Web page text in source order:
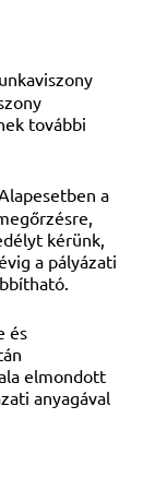
további
a
kérünk,
a pályázati
és
elmondott
anyagával